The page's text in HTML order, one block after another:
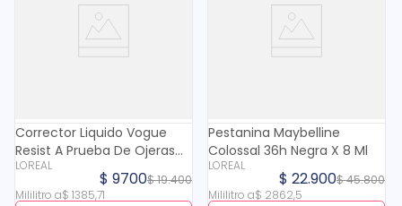
Corrector Liquido Vogue
Resist A Prueba De Ojeras
Petalo X 7 Ml
LOREAL
$19.400
$ 9700
Mililitro a$ 1385,71
Pestanina Maybelline
Colossal 36h Negra X 8 Ml
LOREAL
$45.800
$ 22.900
Mililitro a$ 2862,5